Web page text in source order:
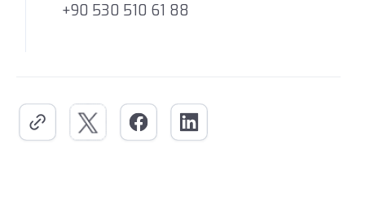
+90 530 510 61 88